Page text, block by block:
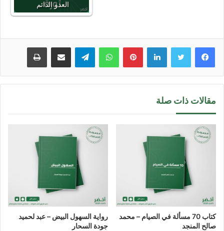
العدو الدائم
لينكدإن بينتيريستواتساب تيلقرام مشاركة عبر البريد طباعة
مقالات ذات صلة
كتاب 70 مسألة في الصيام – محمد
صالح المنجد
رواية السهول البيض – عبد لحميد
جودة السحار